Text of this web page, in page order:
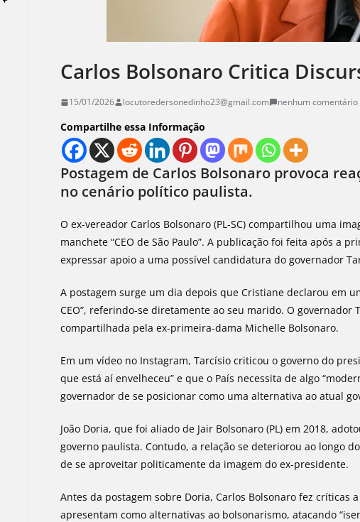
Carlos Bolsonaro Critica
15/01/2026 locutoredersonedinho23@gmail.com nenhum comentário
Compartilhe essa Informação
Postagem de Carlos Bolsonaro provoca
no cenário político paulista.
O ex-vereador Carlos Bolsonaro (PL-SC) compartilhou uma
manchete “CEO de São Paulo”. A publicação foi feita após a
expressar apoio a uma possível candidatura do governador
A postagem surge um dia depois que Cristiane declarou em
CEO”, referindo-se diretamente ao seu marido. O
compartilhada pela ex-primeira-dama Michelle Bolsonaro.
Em um vídeo no Instagram, Tarcísio criticou o governo do
que está aí envelheceu” e que o País necessita de algo
governador de se posicionar como uma alternativa ao atual
João Doria, que foi aliado de Jair Bolsonaro (PL) em 2018,
governo paulista. Contudo, a relação se deteriorou ao longo
de se aproveitar politicamente da imagem do ex-presidente.
Antes da postagem sobre Doria, Carlos Bolsonaro fez críticas
apresentam como alternativas ao bolsonarismo, atacando